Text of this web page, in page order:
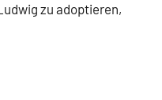
zu adoptieren,